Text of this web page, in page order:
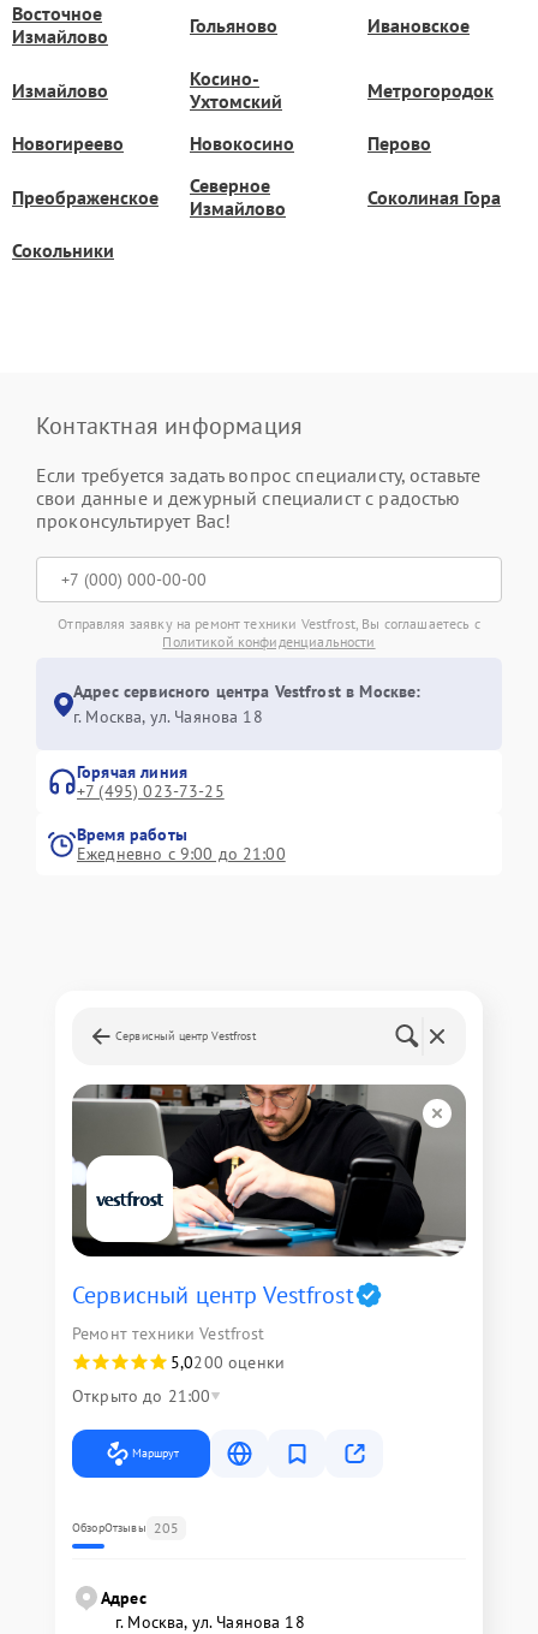
Восточное
Измайлово
Гольяново Ивановское
Измайлово
Косино-
Ухтомский
Метрогородок
Новогиреево Новокосино Перово
Преображенское
Северное
Измайлово
Соколиная Гора
Сокольники
Контактная информация
Если требуется задать вопрос специалисту, оставьте
свои данные и дежурный специалист с радостью
проконсультирует Вас!
Отправляя заявку на ремонт техники Vestfrost, Вы соглашаетесь с
Политикой конфиденциальности
Адрес сервисного центра Vestfrost в Москве:
г. Москва, ул. Чаянова 18
Горячая линия
+7 (495) 023-73-25
Время работы
Ежедневно с 9:00 до 21:00
Сервисный центр Vestfrost
Сервисный центр Vestfrost
Ремонт техники Vestfrost
5,0200 оценки
Открыто до 21:00
Маршрут
ОбзорОтзывы 205
Адрес
г. Москва, ул. Чаянова 18